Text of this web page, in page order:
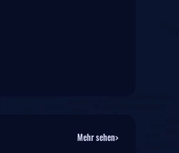
Mehr sehen>